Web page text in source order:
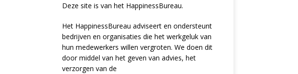
Deze site is van het HappinessBureau.
Het HappinessBureau adviseert en ondersteunt
bedrijven en organisaties die het werkgeluk van
hun medewerkers willen vergroten. We doen dit
door middel van het geven van advies, het
verzorgen van de